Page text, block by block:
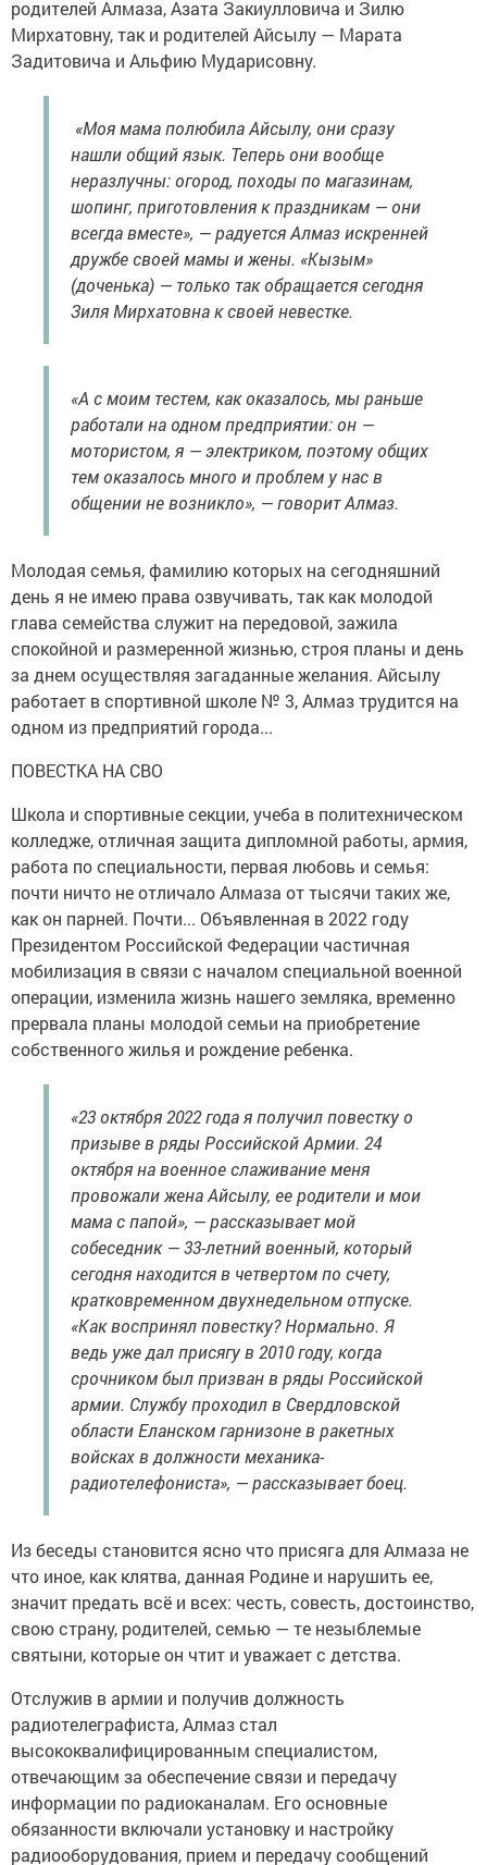
родителей Алмаза, Азата Закиулловича и Зилю
Мирхатовну, так и родителей Айсылу — Марата
Задитовича и Альфию Мударисовну.
«Моя мама полюбила Айсылу, они сразу
нашли общий язык. Теперь они вообще
неразлучны: огород, походы по магазинам,
шопинг, приготовления к праздникам — они
всегда вместе», — радуется Алмаз искренней
дружбе своей мамы и жены. «Кызым»
(доченька) — только так обращается сегодня
Зиля Мирхатовна к своей невестке.
«А с моим тестем, как оказалось, мы раньше
работали на одном предприятии: он —
мотористом, я — электриком, поэтому общих
тем оказалось много и проблем у нас в
общении не возникло», — говорит Алмаз.
Молодая семья, фамилию которых на сегодняшний
день я не имею права озвучивать, так как молодой
глава семейства служит на передовой, зажила
спокойной и размеренной жизнью, строя планы и день
за днем осуществляя загаданные желания. Айсылу
работает в спортивной школе № 3, Алмаз трудится на
одном из предприятий города...
ПОВЕСТКА НА СВО
Школа и спортивные секции, учеба в политехническом
колледже, отличная защита дипломной работы, армия,
работа по специальности, первая любовь и семья:
почти ничто не отличало Алмаза от тысячи таких же,
как он парней. Почти... Объявленная в 2022 году
Президентом Российской Федерации частичная
мобилизация в связи с началом специальной военной
операции, изменила жизнь нашего земляка, временно
прервала планы молодой семьи на приобретение
собственного жилья и рождение ребенка.
«23 октября 2022 года я получил повестку о
призыве в ряды Российской Армии. 24
октября на военное слаживание меня
провожали жена Айсылу, ее родители и мои
мама с папой», — рассказывает мой
собеседник — 33-летний военный, который
сегодня находится в четвертом по счету,
кратковременном двухнедельном отпуске.
«Как воспринял повестку? Нормально. Я
ведь уже дал присягу в 2010 году, когда
срочником был призван в ряды Российской
армии. Службу проходил в Свердловской
области Еланском гарнизоне в ракетных
войсках в должности механика-
радиотелефониста», — рассказывает боец.
Из беседы становится ясно что присяга для Алмаза не
что иное, как клятва, данная Родине и нарушить ее,
значит предать всё и всех: честь, совесть, достоинство,
свою страну, родителей, семью — те незыблемые
святыни, которые он чтит и уважает с детства.
Отслужив в армии и получив должность
радиотелеграфиста, Алмаз стал
высококвалифицированным специалистом,
отвечающим за обеспечение связи и передачу
информации по радиоканалам. Его основные
обязанности включали установку и настройку
радиооборудования, прием и передачу сообщений